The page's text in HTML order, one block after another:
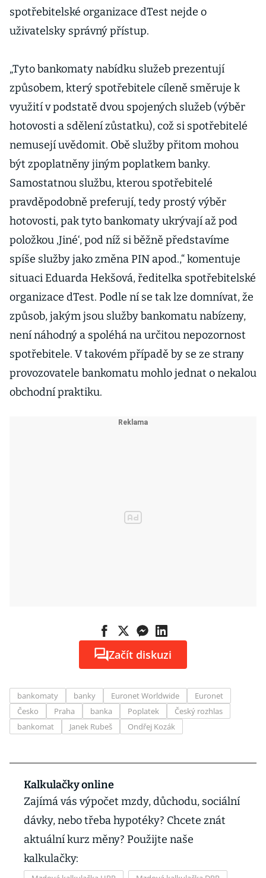
spotřebitelské organizace dTest nejde o
uživatelsky správný přístup.
„Tyto bankomaty nabídku služeb prezentují
způsobem, který spotřebitele cíleně směruje k
využití v podstatě dvou spojených služeb (výběr
hotovosti a sdělení zůstatku), což si spotřebitelé
nemusejí uvědomit. Obě služby přitom mohou
být zpoplatněny jiným poplatkem banky.
Samostatnou službu, kterou spotřebitelé
pravděpodobně preferují, tedy prostý výběr
hotovosti, pak tyto bankomaty ukrývají až pod
položkou ‚Jiné‘, pod níž si běžně představíme
spíše služby jako změna PIN apod.,“ komentuje
situaci Eduarda Hekšová, ředitelka spotřebitelské
organizace dTest. Podle ní se tak lze domnívat, že
způsob, jakým jsou služby bankomatu nabízeny,
není náhodný a spoléhá na určitou nepozornost
spotřebitele. V takovém případě by se ze strany
provozovatele bankomatu mohlo jednat o nekalou
obchodní praktiku.
Začít diskuzi
bankomaty banky Euronet Worldwide
Euronet
Česko
Praha banka Poplatek
Český rozhlas
bankomat
Janek Rubeš Ondřej Kozák
Kalkulačky online
Zajímá vás výpočet mzdy, důchodu, sociální
dávky, nebo třeba hypotéky? Chcete znát
aktuální kurz měny? Použijte naše
kalkulačky: